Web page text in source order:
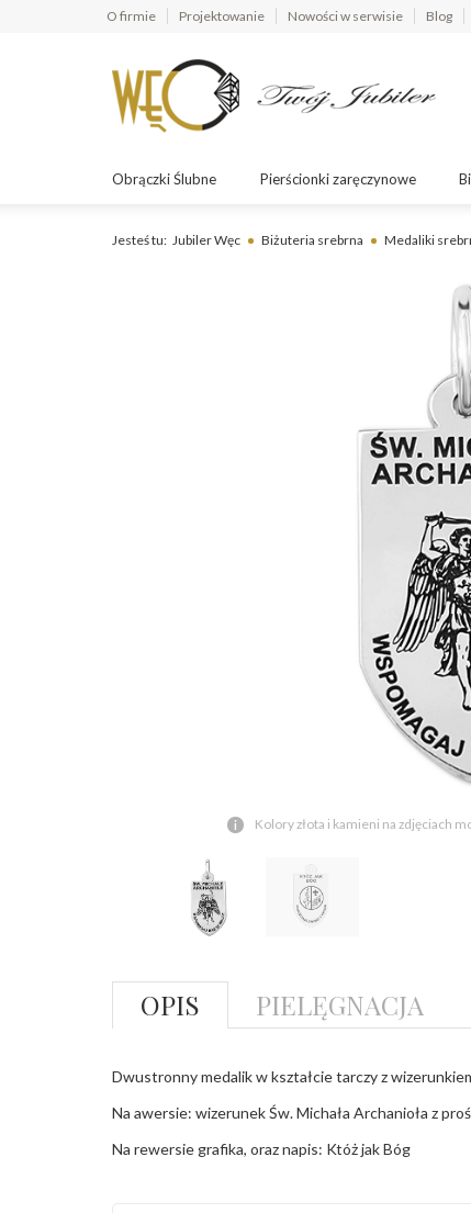
O firmie Projektowanie Nowości w serwisie Blog
Obrączki Ślubne Pierścionki zaręczynowe
Jesteś tu: Jubiler Węc Biżuteria srebrna Medaliki
Kolory złota i kamieni na zdjęciach
OPIS PIELĘGNACJA
Dwustronny medalik w kształcie tarczy z
Na awersie: wizerunek Św. Michała Archanioła z
Na rewersie grafika, oraz napis: Któż jak Bóg